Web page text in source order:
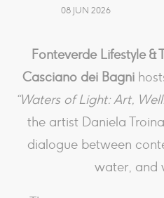
08 JUN 2026
Fonteverde Lifestyle &
Casciano dei Bagni
“Waters of Light: Art,
the artist Daniela
dialogue between
water, and